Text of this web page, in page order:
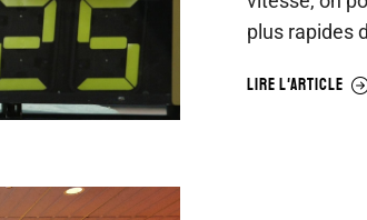
plus rapides
LIRE L'ARTICLE